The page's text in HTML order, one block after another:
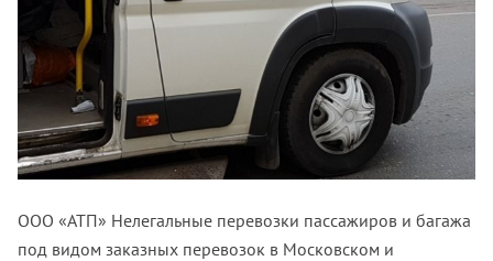
ООО «АТП» Нелегальные перевозки пассажиров и багажа
под видом заказных перевозок в Московском и